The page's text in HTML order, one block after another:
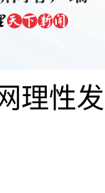
理性